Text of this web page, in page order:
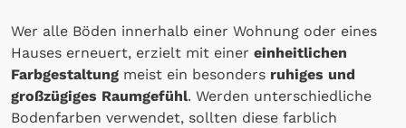
Wer alle Böden innerhalb einer Wohnung oder eines
Hauses erneuert, erzielt mit einer einheitlichen
Farbgestaltung meist ein besonders ruhiges und
großzügiges Raumgefühl. Werden unterschiedliche
Bodenfarben verwendet, sollten diese farblich